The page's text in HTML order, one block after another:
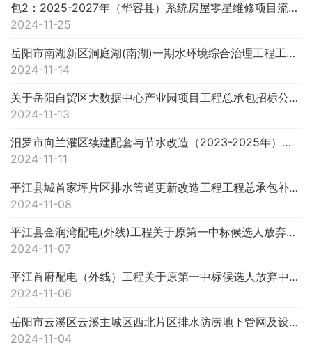
包2：2025-2027年（华容县）系统房屋零星维修项目流标公告
2024-11-25
岳阳市南湖新区洞庭湖(南湖)一期水环境综合治理工程工程总承包
2024-11-14
关于岳阳自贸区大数据中心产业园项目工程总承包招标公告中数据有误的情况说明
2024-11-13
汨罗市向兰灌区续建配套与节水改造（2023-2025年）项目三标段（信息化建设）
2024-11-11
平江县城首家坪片区排水管道更新改造工程工程总承包补充通知
2024-11-08
平江县金润湾配电(外线)工程关于原第一中标候选人放弃中标资格由第二中标候选人顺延为第一中标候选人的公示
2024-11-07
平江首府配电（外线）工程关于原第一中标候选人放弃中标资格由第二中标候选人顺延为第一中标候选人的公示
2024-11-06
岳阳市云溪区云溪主城区西北片区排水防涝地下管网及设施建设项目（EPC）中标结果更正公告
2024-11-04